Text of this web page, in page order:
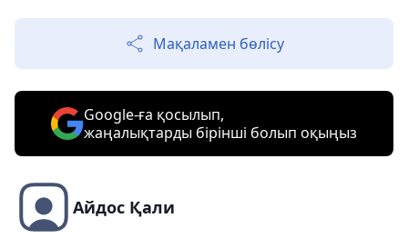
Мақаламен бөлісу
Google-ға қосылып,
жаңалықтарды бірінші болып оқыңыз
Айдос Қали